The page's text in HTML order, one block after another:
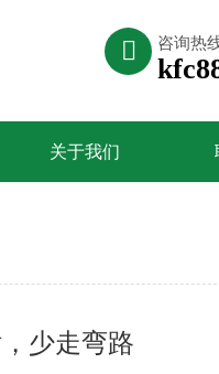
咨询热
关于我们
少走弯路